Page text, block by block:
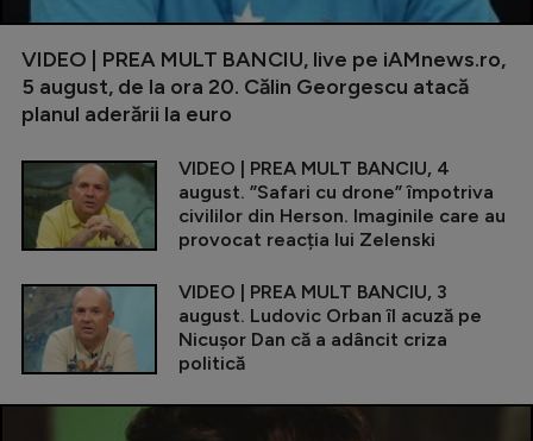
VIDEO | PREA MULT BANCIU, live pe iAMnews.ro,
5 august, de la ora 20. Călin Georgescu atacă
planul aderării la euro
VIDEO | PREA MULT BANCIU, 4
august. ”Safari cu drone” împotriva
civililor din Herson. Imaginile care au
provocat reacția lui Zelenski
VIDEO | PREA MULT BANCIU, 3
august. Ludovic Orban îl acuză pe
Nicușor Dan că a adâncit criza
politică